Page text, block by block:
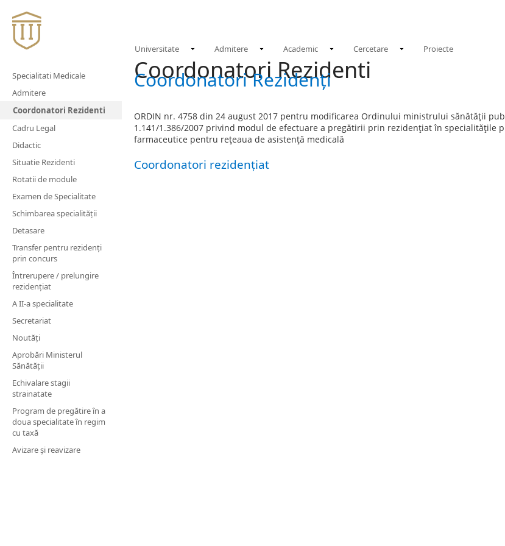
Universitate Admitere Academic Cercetare Proiecte
Coordonatori Rezidenti
Specialitati Medicale
Admitere
Coordonatori Rezidenti
Cadru Legal
Didactic
Situatie Rezidenti
Rotatii de module
Examen de Specialitate
Schimbarea specialității
Detasare
Transfer pentru rezidenți
prin concurs
Întrerupere / prelungire
rezidențiat
A II-a specialitate
Secretariat
Noutăți
Aprobări Ministerul
Sănătății
Echivalare stagii
strainatate
Program de pregătire în a
doua specialitate în regim
cu taxă
Avizare și reavizare
Coordonatori Rezidenți
ORDIN nr. 4758 din 24 august 2017 pentru modificarea Ordinului ministrului sănătăţii
1.141/1.386/2007 privind modul de efectuare a pregătirii prin rezidenţiat în specialităţile
farmaceutice pentru reţeaua de asistenţă medicală
Coordonatori rezidențiat